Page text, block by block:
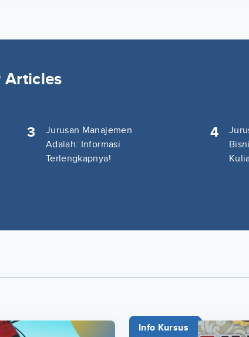
Articles
3
Jurusan Manajemen
Adalah: Informasi
Terlengkapnya!
4
Info Kursus